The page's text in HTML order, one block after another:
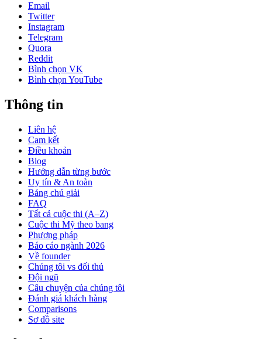
Email
Twitter
Instagram
Telegram
Quora
Reddit
Bình chọn VK
Bình chọn YouTube
Thông tin
Liên hệ
Cam kết
Điều khoản
Blog
Hướng dẫn từng bước
Uy tín & An toàn
Bảng chú giải
FAQ
Tất cả cuộc thi (A–Z)
Cuộc thi Mỹ theo bang
Phương pháp
Báo cáo ngành 2026
Về founder
Chúng tôi vs đối thủ
Đội ngũ
Câu chuyện của chúng tôi
Đánh giá khách hàng
Comparisons
Sơ đồ site